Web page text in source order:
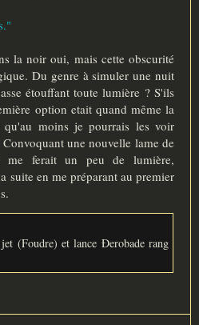
la noir oui, mais cette obscurité
Du genre à simuler une nuit
étouffant toute lumière ? S'ils
option etait quand même la
moins je pourrais les voir
une nouvelle lame de
me ferait un peu de lumière,
suite en me préparant au premier
(Foudre) et lance Ðerobade rang